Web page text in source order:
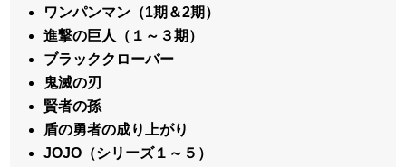
ワンパンマン（1期＆2期）
進撃の巨人（１～３期）
ブラッククローバー
鬼滅の刃
賢者の孫
盾の勇者の成り上がり
JOJO（シリーズ１～５）